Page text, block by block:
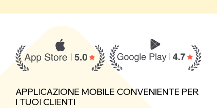
APPLICAZIONE MOBILE CONVENIENTE PER
I TUOI CLIENTI